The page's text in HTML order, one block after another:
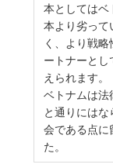
本としてはベ
本より劣って
く、より戦
ートナーと
えられます。
ベトナムは法
と通りには
会である点に
た。